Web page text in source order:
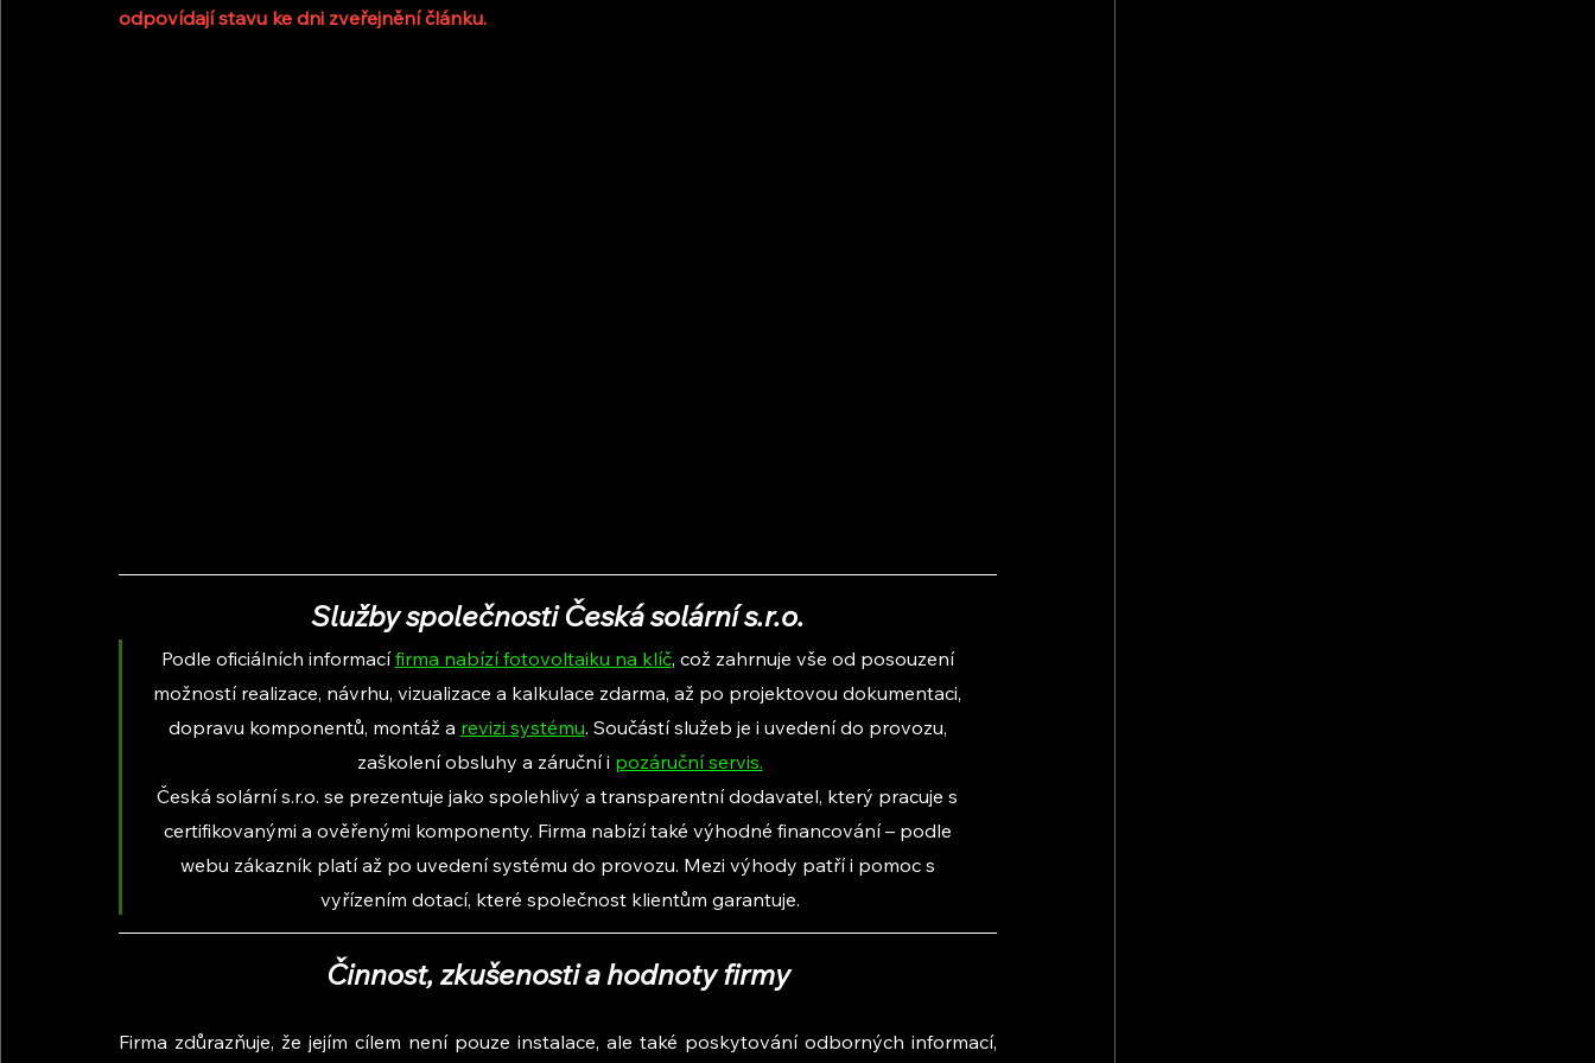
odpovídají stavu ke dni zveřejnění článku.
Služby společnosti Česká solární s.r.o.
Podle oficiálních informací firma nabízí fotovoltaiku na klíč, což zahrnuje vše od posouzení
možností realizace, návrhu, vizualizace a kalkulace zdarma, až po projektovou dokumentaci,
dopravu komponentů, montáž a revizi systému. Součástí služeb je i uvedení do provozu,
zaškolení obsluhy a záruční i pozáruční servis.
Česká solární s.r.o. se prezentuje jako spolehlivý a transparentní dodavatel, který pracuje s
certifikovanými a ověřenými komponenty. Firma nabízí také výhodné financování – podle
webu zákazník platí až po uvedení systému do provozu. Mezi výhody patří i pomoc s
vyřízením dotací, které společnost klientům garantuje.
Činnost, zkušenosti a hodnoty firmy
Firma zdůrazňuje, že jejím cílem není pouze instalace, ale také poskytování odborných informací,